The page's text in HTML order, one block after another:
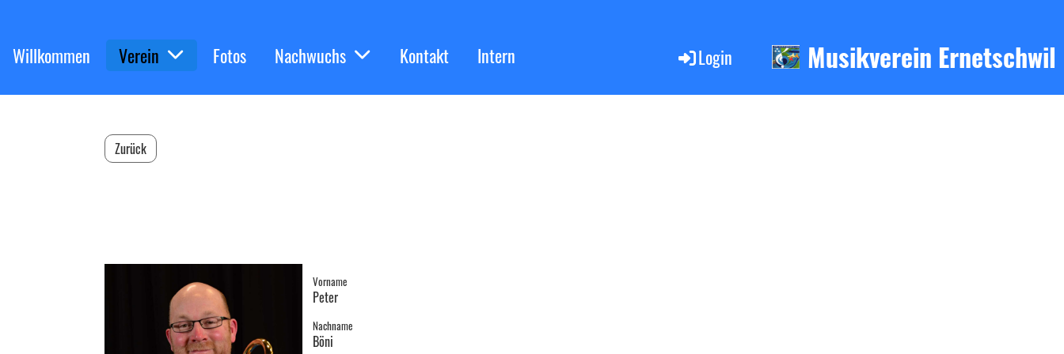
Willkommen Verein Fotos Nachwuchs Kontakt Intern Login Musikverein Ernetschwil
Zurück
Vorname
Peter
Nachname
Böni